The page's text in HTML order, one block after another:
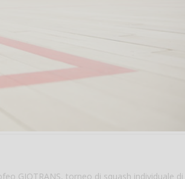
GIOTRANS, torneo di squash individuale